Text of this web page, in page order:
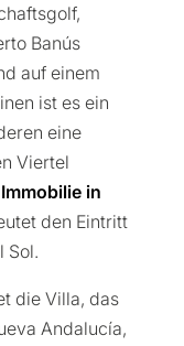
Banús
auf einem
ist es ein
eine
Viertel
Immobilie in
den Eintritt
Sol.
die Villa, das
Andalucía,